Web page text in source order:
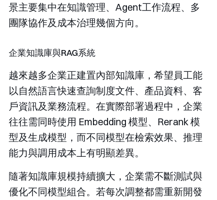
景主要集中在知識管理、Agent工作流程、多
團隊協作及成本治理幾個方向。
企業知識庫與RAG系統
越來越多企業正建置內部知識庫，希望員工能
以自然語言快速查詢制度文件、產品資料、客
戶資訊及業務流程。在實際部署過程中，企業
往往需同時使用 Embedding 模型、Rerank 模
型及生成模型，而不同模型在檢索效果、推理
能力與調用成本上有明顯差異。
隨著知識庫規模持續擴大，企業需不斷測試與
優化不同模型組合。若每次調整都需重新開發